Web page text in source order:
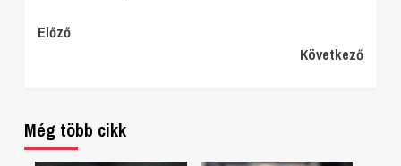
Continue
Előző
Következő
Még több cikk